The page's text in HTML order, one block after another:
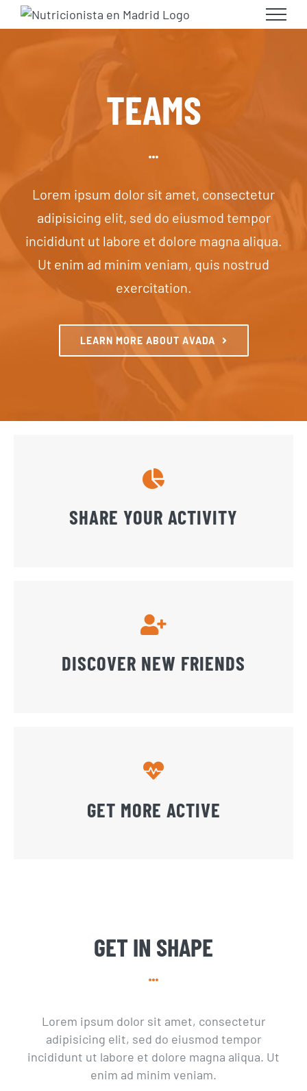
Skip
to
TEAMS
Lorem ipsum dolor sit amet, consectetur
adipisicing elit, sed do eiusmod tempor
incididunt ut labore et dolore magna aliqua.
Ut enim ad minim veniam, quis nostrud
exercitation.
LEARN MORE ABOUT AVADA
SHARE YOUR ACTIVITY
DISCOVER NEW FRIENDS
GET MORE ACTIVE
GET IN SHAPE
Lorem ipsum dolor sit amet, consectetur
adipisicing elit, sed do eiusmod tempor
incididunt ut labore et dolore magna aliqua. Ut
enim ad minim veniam.